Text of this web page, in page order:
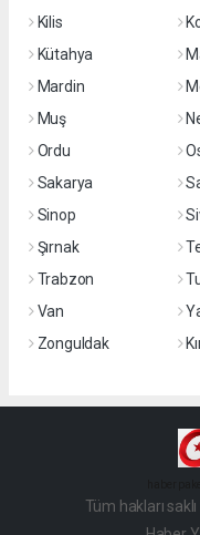
Kilis
Kütahya
Mardin
Muş
Ordu
Sakarya
Sinop
Şırnak
Trabzon
Van
Zonguldak
Tüm hakları